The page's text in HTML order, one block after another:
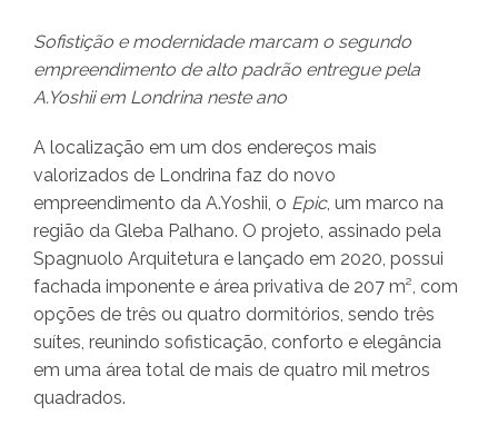
Sofistição e modernidade marcam o segundo
empreendimento de alto padrão entregue pela
A.Yoshii em Londrina neste ano
A localização em um dos endereços mais
valorizados de Londrina faz do novo
empreendimento da A.Yoshii, o Epic, um marco na
região da Gleba Palhano. O projeto, assinado pela
Spagnuolo Arquitetura e lançado em 2020, possui
fachada imponente e área privativa de 207 m², com
opções de três ou quatro dormitórios, sendo três
suítes, reunindo sofisticação, conforto e elegância
em uma área total de mais de quatro mil metros
quadrados.